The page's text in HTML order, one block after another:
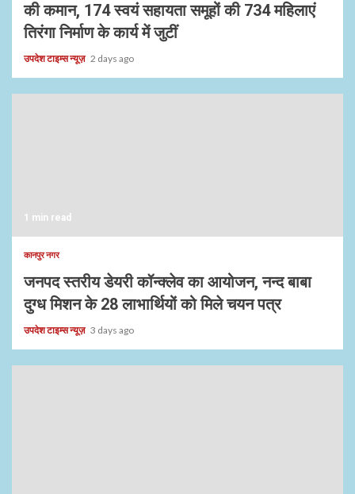
की कमान, 174 स्वयं सहायता समूहों की 734 महिलाएं
तिरंगा निर्माण के कार्य में जुटीं
उपदेश टाइम्स न्यूज़ 2 days ago
1 min read
कानपुर नगर
जनपद स्तरीय डेयरी कॉन्क्लेव का आयोजन, नन्द बाबा
दुग्ध मिशन के 28 लाभार्थियों को मिले चयन पत्र
उपदेश टाइम्स न्यूज़ 3 days ago